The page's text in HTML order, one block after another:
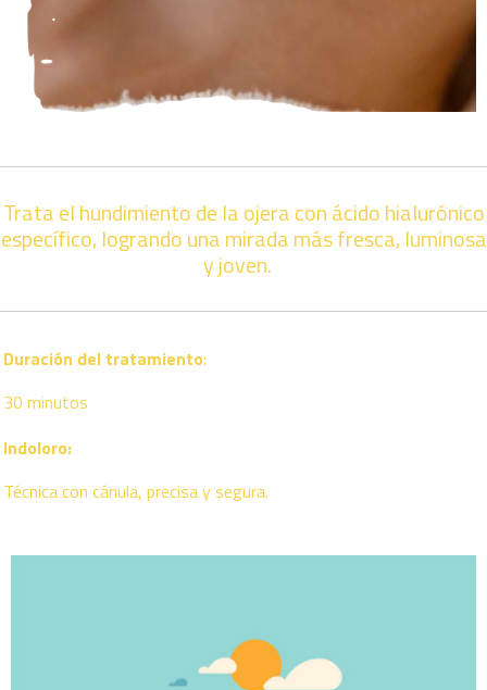
Trata el hundimiento de la ojera con ácido hialurónico
específico, logrando una mirada más fresca, luminosa
y joven.
Duración del tratamiento:
30 minutos
Indoloro:
Técnica con cánula, precisa y segura.